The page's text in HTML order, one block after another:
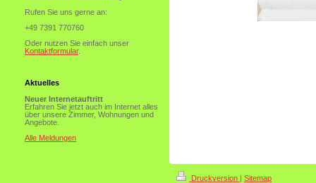
Rufen Sie uns gerne an:
+49 7391 770760
Oder nutzen Sie einfach unser
Kontaktformular.
Aktuelles
Neuer Internetauftritt
Erfahren Sie jetzt auch im Internet alles
über unsere Zimmer, Wohnungen und
Angebote.
Alle Meldungen
Druckversion | Sitemap